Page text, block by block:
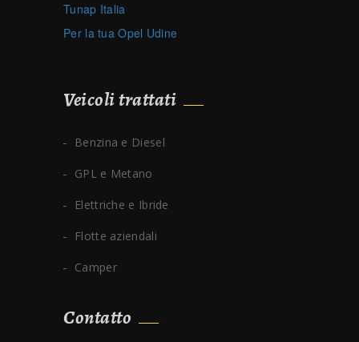
Tunap Italia
Per la tua Opel Udine
Veicoli trattati
Benzina e Diesel
GPL e Metano
Elettriche e Ibride
Flotte aziendali
Camper
Contatto